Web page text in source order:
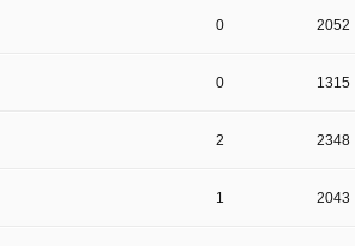
0 2052
0 1315
2 2348
1 2043